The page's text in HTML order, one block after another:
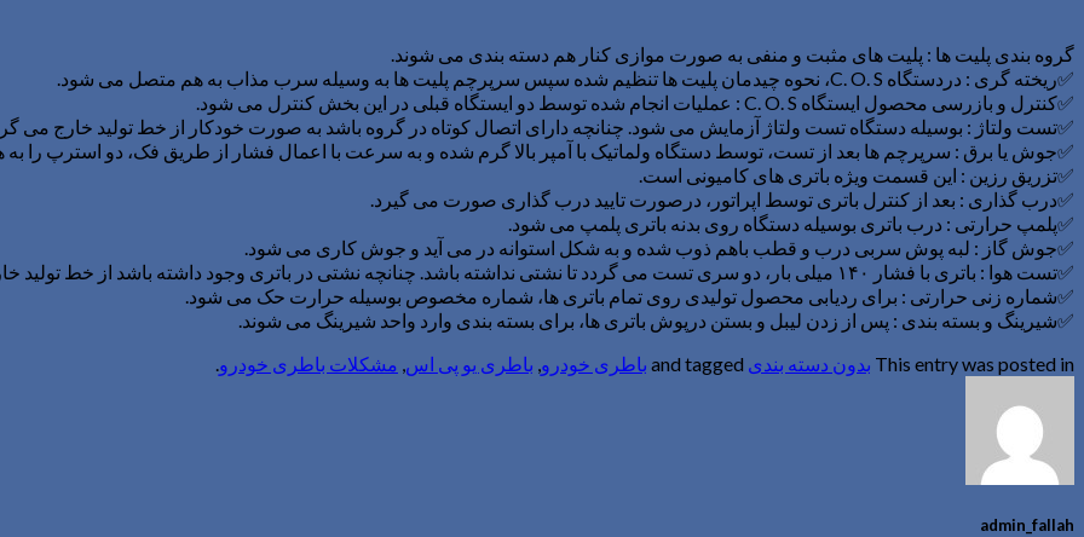
گروه بندی پلیت ها : پلیت های مثبت و منفی به صورت موازی کنار هم دسته بندی می شوند.
✅ریخته گری : دردستگاه C. O. S، نحوه چیدمان پلیت ها تنظیم شده سپس سرپرچم پلیت ها به وسیله سرب مذاب به هم متصل می شود.
✅کنترل و بازرسی محصول ایستگاه C. O. S : عملیات انجام شده توسط دو ایستگاه قبلی در این بخش کنترل می شود.
✅تست ولتاژ : بوسیله دستگاه تست ولتاژ آزمایش می شود. چنانچه دارای اتصال کوتاه در گروه باشد به صورت خودکار از خط تولید خارج می
✅جوش یا برق : سرپرچم ها بعد از تست، توسط دستگاه ولماتیک با آمپر بالا گرم شده و به سرعت با اعمال فشار از طریق فک، دو استرپ را
✅تزریق رزین : این قسمت ویژه باتری های کامیونی است.
✅درب گذاری : بعد از کنترل باتری توسط اپراتور، درصورت تایید درب گذاری صورت می گیرد.
✅پلمپ حرارتی : درب باتری بوسیله دستگاه روی بدنه باتری پلمپ می شود.
✅جوش گاز : لبه پوش سربی درب و قطب باهم ذوب شده و به شکل استوانه در می آید و جوش کاری می شود.
✅تست هوا : باتری با فشار ۱۴۰ میلی بار، دو سری تست می گردد تا نشتی نداشته باشد. چنانچه نشتی در باتری وجود داشته باشد از خط تولید خارج می شود.
✅شماره زنی حرارتی : برای ردیابی محصول تولیدی روی تمام باتری ها، شماره مخصوص بوسیله حرارت حک می شود.
✅شیرینگ و بسته بندی : پس از زدن لیبل و بستن درپوش باتری ها، برای بسته بندی وارد واحد شیرینگ می شوند.
This entry was posted in بدون دسته بندی باطری خودرو, باطری یو پی اس, مشکلات باطری خودرو.
admin_fallah